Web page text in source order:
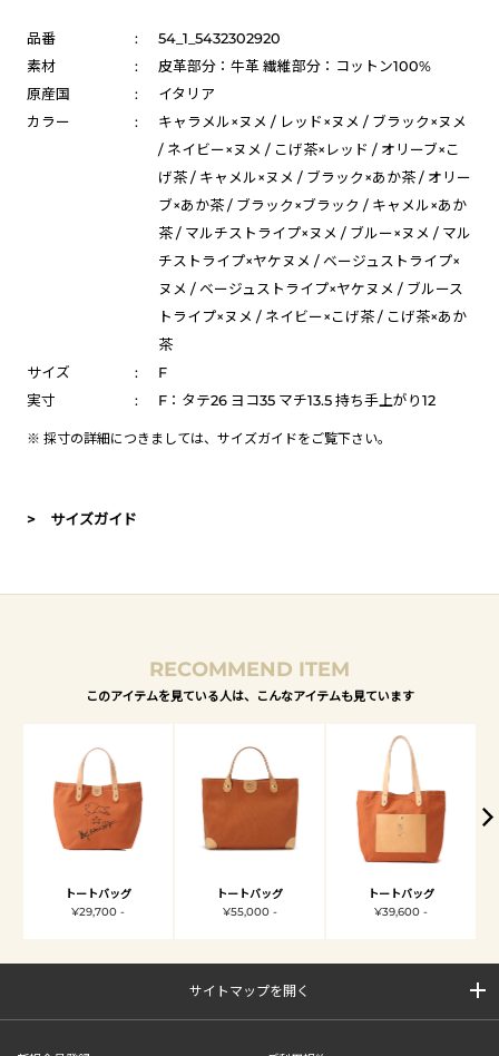
品番 :
54_1_5432302920
素材
:
皮革部分：牛革 繊維部分：コットン100%
原産国
:
イタリア
カラー
:
キャラメル×ヌメ / レッド×ヌメ / ブラック×ヌメ
/ ネイビー×ヌメ / こげ茶×レッド / オリーブ×こ
げ茶 / キャメル×ヌメ / ブラック×あか茶 / オリー
ブ×あか茶 / ブラック×ブラック / キャメル×あか
茶 / マルチストライプ×ヌメ / ブルー×ヌメ / マル
チストライプ×ヤケヌメ / ベージュストライプ×
ヌメ / ベージュストライプ×ヤケヌメ / ブルース
トライプ×ヌメ / ネイビー×こげ茶 / こげ茶×あか
茶
サイズ
:
F
実寸
: F：タテ26 ヨコ35 マチ13.5 持ち手上がり12
※ 採寸の詳細につきましては、 サイズガイドをご覧下さい。
> サイズガイド
RECOMMEND ITEM
このアイテムを見ている人は、こんなアイテムも見ています
トートバッグ
¥29,700 -
トートバッグ
¥55,000 -
トートバッグ
¥39,600 -
サイトマップを開く